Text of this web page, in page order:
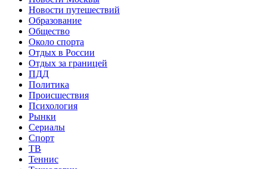
Новости путешествий
Образование
Общество
Около спорта
Отдых в России
Отдых за границей
ПДД
Политика
Происшествия
Психология
Рынки
Сериалы
Спорт
ТВ
Теннис